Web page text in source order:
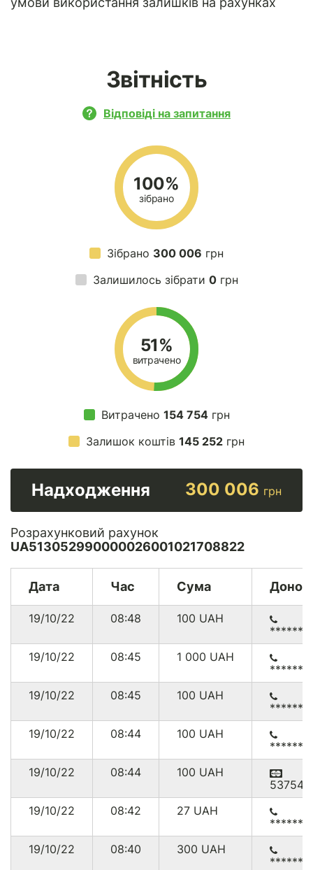
Звітність
Відповіді на запитання
100%
зібрано
Зібрано 300 006 грн
Залишилось зібрати 0грн
51%
витрачено
Витрачено 154 754грн
Залишок коштів 145 252 грн
Надходження 300 006 грн
Розрахунковий рахунок
UA513052990000026001021708822
Дата Час Сума Донор
19/10/22 08:48 100 UAH
19/10/22
08:45 1 000 UAH
19/10/22
08:45 100 UAH
19/10/22
08:44 100 UAH
19/10/22
08:44 100 UAH
19/10/22
08:42 27 UAH
19/10/22
08:40 300 UAH